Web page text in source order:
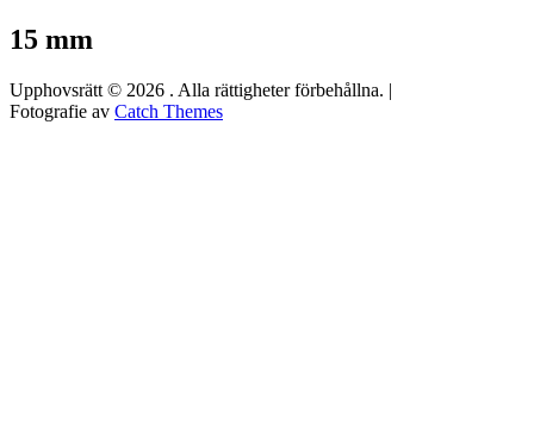
15 mm
Upphovsrätt © 2026 . Alla rättigheter förbehållna. |
Fotografie av Catch Themes